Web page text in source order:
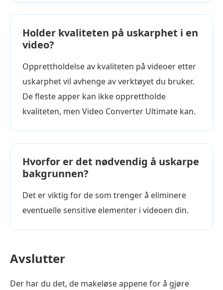
Holder kvaliteten på uskarphet i en
video?
Opprettholdelse av kvaliteten på videoer etter
uskarphet vil avhenge av verktøyet du bruker.
De fleste apper kan ikke opprettholde
kvaliteten, men Video Converter Ultimate kan.
Hvorfor er det nødvendig å uskarpe
bakgrunnen?
Det er viktig for de som trenger å eliminere
eventuelle sensitive elementer i videoen din.
Avslutter
Der har du det, de makeløse appene for å gjøre